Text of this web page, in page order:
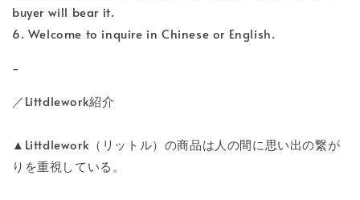
buyer will bear it.
6. Welcome to inquire in Chinese or English.
-
／Littdlework紹介
▲Littdlework（リットル）の商品は人の間に思い出の繋が
りを重視している。